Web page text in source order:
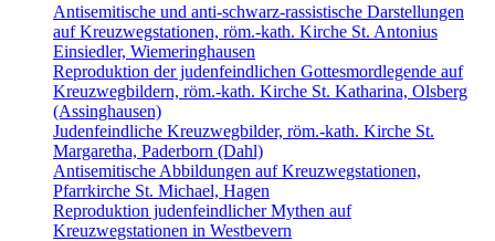
Antisemitische und anti-schwarz-rassistische Darstellungen
auf Kreuzwegstationen, röm.-kath. Kirche St. Antonius
Einsiedler, Wiemeringhausen
Reproduktion der judenfeindlichen Gottesmordlegende auf
Kreuzwegbildern, röm.-kath. Kirche St. Katharina, Olsberg
(Assinghausen)
Judenfeindliche Kreuzwegbilder, röm.-kath. Kirche St.
Margaretha, Paderborn (Dahl)
Antisemitische Abbildungen auf Kreuzwegstationen,
Pfarrkirche St. Michael, Hagen
Reproduktion judenfeindlicher Mythen auf
Kreuzwegstationen in Westbevern